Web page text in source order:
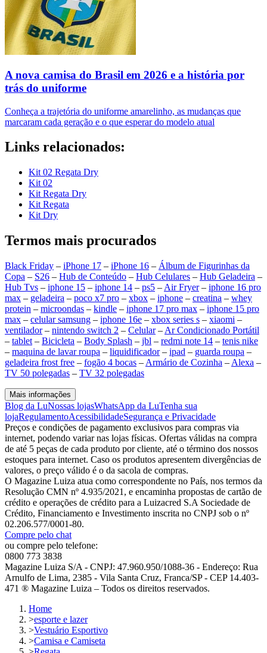
A nova camisa do Brasil em 2026 e a história por
trás do uniforme
Conheça a trajetória do uniforme amarelinho, as mudanças que
marcaram cada geração e o que esperar do modelo atual
Links relacionados:
Kit 02 Regata Dry
Kit 02
Kit Regata Dry
Kit Regata
Kit Dry
Termos mais procurados
Black Friday – iPhone 17 – iPhone 16 – Álbum de Figurinhas da
Copa – S26 – Hub de Conteúdo – Hub Celulares – Hub Geladeira –
Hub Tvs – iphone 15 – iphone 14 – ps5 – Air Fryer– iphone 16 pro
max – geladeira – poco x7 pro – xbox – iphone – creatina – whey
protein – microondas – kindle – iphone 17 pro max – iphone 15 pro
max – celular samsung – iphone 16e – xbox series s – xiaomi –
ventilador– nintendo switch 2 – Celular– Ar Condicionado Portátil
– tablet – Bicicleta – Body Splash – jbl – redmi note 14 – tenis nike
– maquina de lavar roupa – liquidificador– ipad – guarda roupa –
geladeira frost free – fogão 4 bocas – Armário de Cozinha – Alexa –
TV 50 polegadas – TV 32 polegadas
Mais informações
Blog da LuNossas lojasWhatsApp da LuTenha sua
lojaRegulamentoAcessibilidadeSegurança e Privacidade
Preços e condições de pagamento exclusivos para compras via
internet, podendo variar nas lojas físicas. Ofertas válidas na compra
de até 5 peças de cada produto por cliente, até o término dos nossos
estoques para internet. Caso os produtos apresentem divergências de
valores, o preço válido é o da sacola de compras.
O Magazine Luiza atua como correspondente no País, nos termos da
Resolução CMN nº 4.935/2021, e encaminha propostas de cartão de
crédito e operações de crédito para a Luizacred S.A Sociedade de
Crédito, Financiamento e Investimento inscrita no CNPJ sob o nº
02.206.577/0001-80.
Compre pelo chat
ou compre pelo telefone:
0800 773 3838
Magazine Luiza S/A - CNPJ: 47.960.950/1088-36 - Endereço: Rua
Arnulfo de Lima, 2385 - Vila Santa Cruz, Franca/SP - CEP 14.403-
471 ® Magazine Luiza – Todos os direitos reservados.
Home
>esporte e lazer
>Vestuário Esportivo
>Camisa e Camiseta